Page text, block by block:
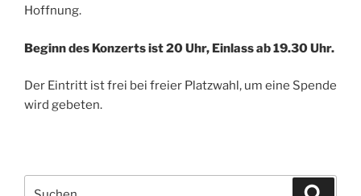
Hoffnung.
Beginn des Konzerts ist 20 Uhr, Einlass ab 19.30 Uhr.
Der Eintritt ist frei bei freier Platzwahl, um eine Spende
wird gebeten.